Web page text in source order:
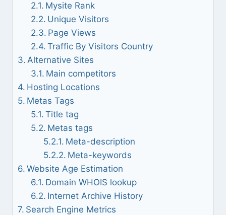
Mysite Rank
Unique Visitors
Page Views
Traffic By Visitors Country
Alternative Sites
Main competitors
Hosting Locations
Metas Tags
Title tag
Metas tags
Meta-description
Meta-keywords
Website Age Estimation
Domain WHOIS lookup
Internet Archive History
Search Engine Metrics